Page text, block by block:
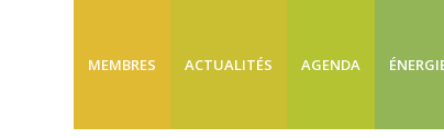
MEMBRES ACTUALITÉS AGENDA